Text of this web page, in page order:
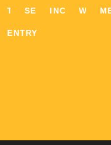
TOPSERVICEINCENTIVE
WORK
ENTRY